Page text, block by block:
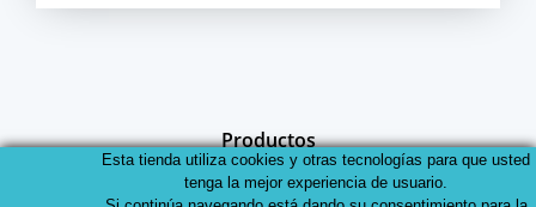
Productos
Esta tienda utiliza cookies y otras tecnologías para que usted
tenga la mejor experiencia de usuario.